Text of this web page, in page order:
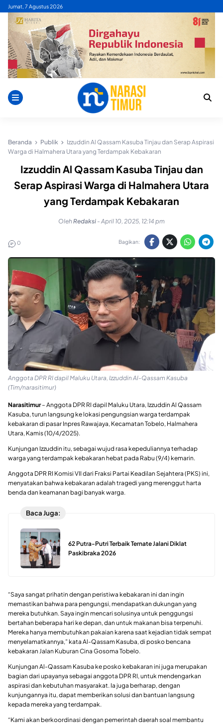
Skip
content
Jumat, 7 Agustus 2026
Beranda Publik
Izzuddin Al Qassam Kasuba Tinjau dan Serap Aspirasi
Warga di Halmahera Utara yang Terdampak Kebakaran
Izzuddin Al Qassam Kasuba Tinjau dan
Serap Aspirasi Warga di Halmahera Utara
yang Terdampak Kebakaran
OlehRedaksi - April 10, 2025, 12:14 pm
0 Bagikan:
Anggota DPR RI dapil Maluku Utara, Izzuddin Al-Qassam Kasuba
(Tim/narasitimur)
Narasitimur– Anggota DPR RI dapil Maluku Utara, Izzuddin Al Qassam
Kasuba, turun langsung ke lokasi pengungsian warga terdampak
kebakaran di pasar Inpres Rawajaya, Kecamatan Tobelo, Halmahera
Utara, Kamis (10/4/2025).
Kunjungan Izzuddin itu, sebagai wujud rasa kepeduliannya terhadap
warga yang terdampak kebakaran hebat pada Rabu (9/4) kemarin.
Anggota DPR RI Komisi VII dari Fraksi Partai Keadilan Sejahtera (PKS) ini,
menyatakan bahwa kebakaran adalah tragedi yang merenggut harta
benda dan keamanan bagi banyak warga.
Baca Juga:
62 Putra-Putri Terbaik Ternate Jalani Diklat
Paskibraka 2026
“Saya sangat prihatin dengan peristiwa kebakaran ini dan ingin
memastikan bahwa para pengungsi, mendapatkan dukungan yang
mereka butuhkan. Saya ingin mencari solusinya untuk penggungsi
bertahan beberapa hari ke depan, dan untuk makanan bisa terpenuhi.
Mereka hanya membutuhkan pakaian karena saat kejadian tidak sempat
menyelamatkannya,” kata Al-Qassam Kasuba, di posko bencana
kebakaran Jalan Kuburan Cina Gosoma Tobelo.
Kunjungan Al-Qassam Kasuba ke posko kebakaran ini juga merupakan
bagian dari upayanya sebagai anggota DPR RI, untuk mendengarkan
aspirasi dan kebutuhan masyarakat. Ia juga berharap, dengan
kunjungannya itu, dapat memberikan solusi dan bantuan langsung
kepada mereka yang terdampak.
“Kami akan berkoordinasi dengan pemerintah daerah soal membantu